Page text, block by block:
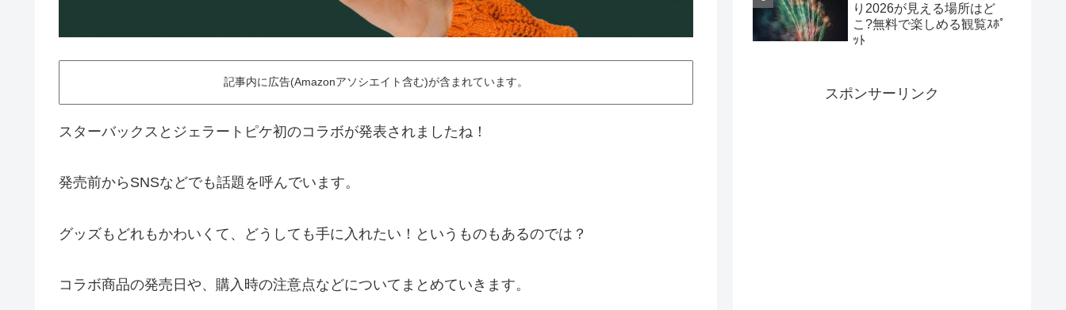
記事内に広告(Amazonアソシエイト含む)が含まれています。
スターバックスとジェラートピケ初のコラボが発表されましたね！
発売前からSNSなどでも話題を呼んでいます。
グッズもどれもかわいくて、どうしても手に入れたい！というものもあるのでは？
コラボ商品の発売日や、購入時の注意点などについてまとめていきます。
り2026が見える場所はど
こ?無料で楽しめる観覧ｽﾎﾟ
ｯﾄ
スポンサーリンク